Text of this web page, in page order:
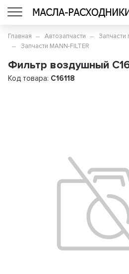
Главная Автозапчасти
Запчасти
Запчасти MANN-FILTER
Фильтр воздушный
Код товара: C16118